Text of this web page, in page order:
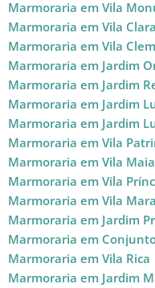
Marmoraria em Vila
Marmoraria em Vila Clara
Marmoraria em Vila
Marmoraria em Jardim
Marmoraria em Jardim
Marmoraria em Jardim
Marmoraria em Jardim
Marmoraria em Vila
Marmoraria em Vila
Marmoraria em Vila
Marmoraria em Vila
Marmoraria em Jardim
Marmoraria em
Marmoraria em Vila Rica
Marmoraria em Jardim